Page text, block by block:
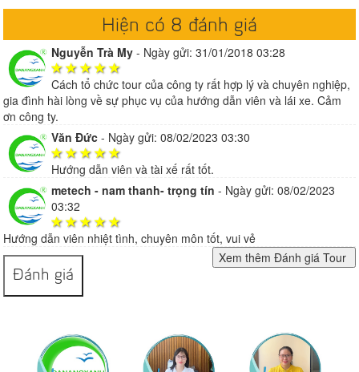
Hiện có 8 đánh giá
Nguyễn Trà My - Ngày gửi: 31/01/2018 03:28
Cách tổ chức tour của công ty rất hợp lý và chuyên nghiệp,
gia đình hài lòng về sự phục vụ của hướng dẫn viên và lái xe. Cảm
ơn công ty.
Văn Đức - Ngày gửi: 08/02/2023 03:30
Hướng dẫn viên và tài xế rất tốt.
metech - nam thanh- trọng tín - Ngày gửi: 08/02/2023
03:32
Hướng dẫn viên nhiệt tình, chuyên môn tốt, vui vẻ
Đánh giá